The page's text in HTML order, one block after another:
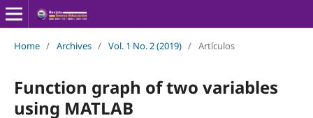
Home / Archives / Vol. 1 No. 2 (2019) / Artículos
Function graph of two variables
using MATLAB